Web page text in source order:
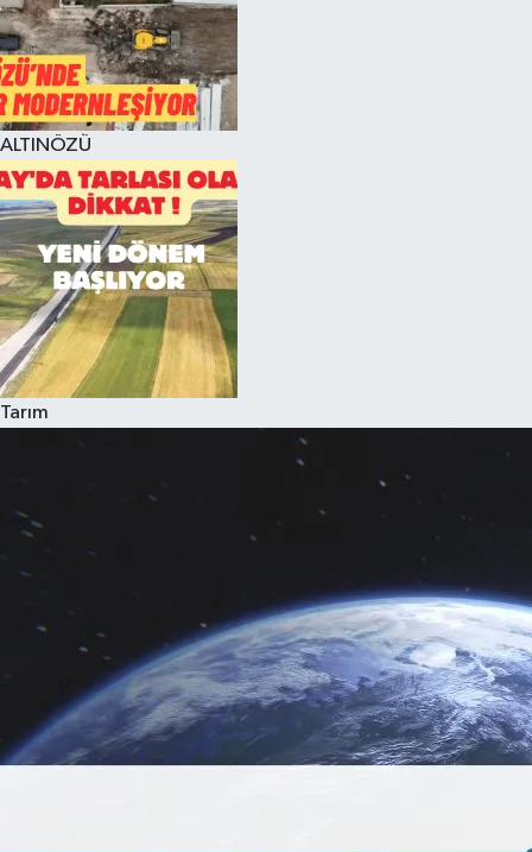
ALTINÖZÜ
Tarım